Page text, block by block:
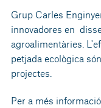
Grup Carles
innovadores en
agroalimentàries.
petjada ecològica
projectes.
Per a més